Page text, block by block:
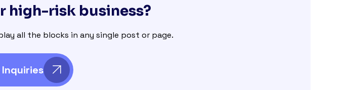
high-risk business?
all the blocks in any single post or page.
Inquiries